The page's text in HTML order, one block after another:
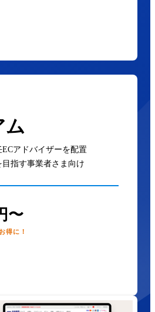
ム
アドバイザーを配置
指す事業者さま向け
〜
得に！